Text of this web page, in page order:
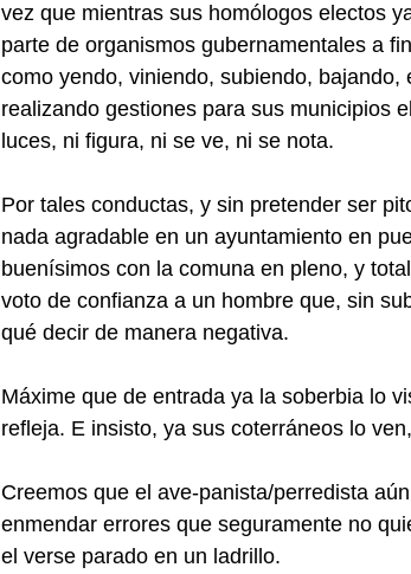
vez que mientras sus homólogos electos
parte de organismos gubernamentales a
como yendo, viniendo, subiendo,
realizando gestiones para sus municipios
luces, ni figura, ni se ve, ni se nota.
Por tales conductas, y sin pretender ser
nada agradable en un ayuntamiento en
buenísimos con la comuna en pleno, y
voto de confianza a un hombre que, sin
qué decir de manera negativa.
Máxime que de entrada ya la soberbia lo
refleja. E insisto, ya sus coterráneos lo
Creemos que el ave-panista/perredista
enmendar errores que seguramente no
el verse parado en un ladrillo.